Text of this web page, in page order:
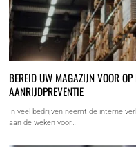
BEREID UW MAGAZIJN VOOR OP
AANRIJDPREVENTIE
In veel bedrijven neemt de interne
aan de weken voor…